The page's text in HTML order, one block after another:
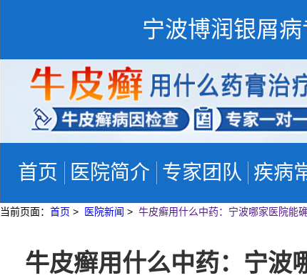
宁波博润银屑
首页 医院简介 专家团队 疾病
当前页面： 首页 > 医院新闻 > 牛皮癣用什么中药：宁波哪家医院能
牛皮癣用什么中药：宁波